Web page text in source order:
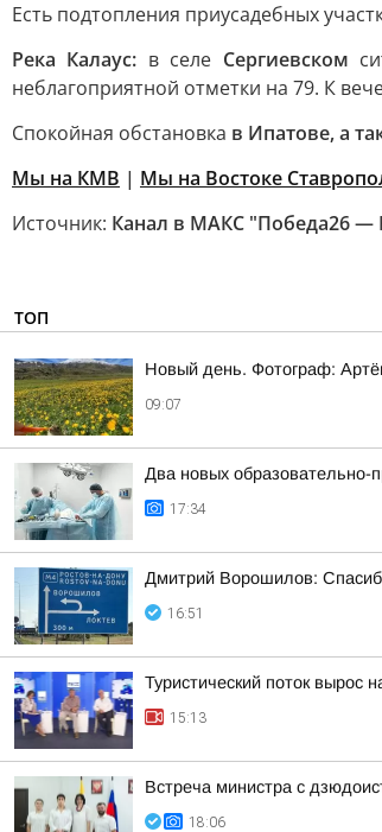
Есть подтопления приусадебных
Река Калаус: в селе Сергиевском
неблагоприятной отметки на 79. К
Спокойная обстановка в Ипатове, а
Мы на КМВ | Мы на Востоке
Источник: Канал в МАКС "Победа26 —
ТОП
Новый день. Фотограф:
09:07
Два новых образовательно-
17:34
Дмитрий Ворошилов:
16:51
Туристический поток вырос
15:13
Встреча министра с
18:06